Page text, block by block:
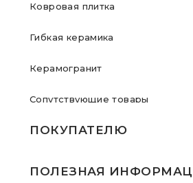
Ковровая плитка
Гибкая керамика
Керамогранит
Сопутствующие товары
ПОКУПАТЕЛЮ
Где купить
ПОЛЕЗНАЯ